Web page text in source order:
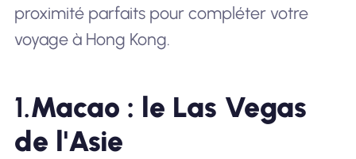
proximité parfaits pour compléter votre
voyage à Hong Kong.
1.Macao : le Las Vegas
de l'Asie